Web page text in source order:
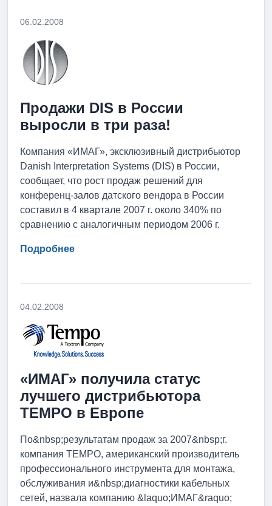
06.02.2008
Продажи DIS в России
выросли в три раза!
Компания «ИМАГ», эксклюзивный дистрибьютор
Danish Interpretation Systems (DIS) в России,
сообщает, что рост продаж решений для
конференц-залов датского вендора в России
составил в 4 квартале 2007 г. около 340% по
сравнению с аналогичным периодом 2006 г.
Подробнее
04.02.2008
«ИМАГ» получила статус
лучшего дистрибьютора
TEMPO в Европе
По&nbsp;результатам продаж за 2007&nbsp;г.
компания TEMPO, американский производитель
профессионального инструмента для монтажа,
обслуживания и&nbsp;диагностики кабельных
сетей, назвала компанию &laquo;ИМАГ&raquo;